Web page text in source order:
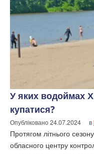
У яких водоймах
купатися?
Опубліковано24.07.2024 в
Протягом літнього
обласного центру